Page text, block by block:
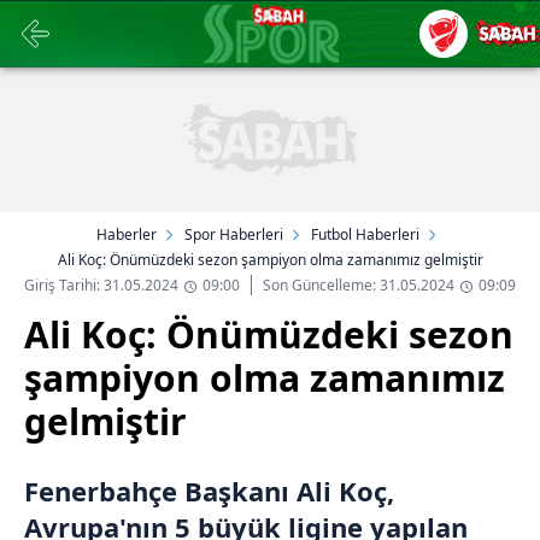
Haberler Spor Haberleri
Futbol Haberleri
Ali Koç: Önümüzdeki sezon şampiyon olma zamanımız gelmiştir
Giriş Tarihi: 31.05.2024
09:00 Son Güncelleme: 31.05.2024 09:09
Ali Koç: Önümüzdeki sezon
şampiyon olma zamanımız
gelmiştir
Fenerbahçe Başkanı Ali Koç,
Avrupa'nın 5 büyük ligine yapılan